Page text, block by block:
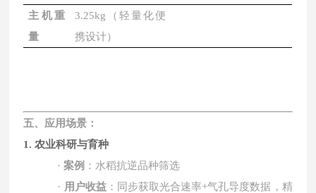
主机重
量
3.25kg（轻量化便
携设计）
五、应用场景：
1. 农业科研与育种
·案例 ：水稻抗逆品种筛选
· 用户收益：同步获取光合速率+气孔导度数据，精